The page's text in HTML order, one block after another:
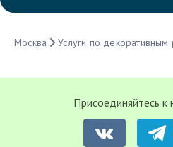
Москва Услуги по
Присоединяйтесь к